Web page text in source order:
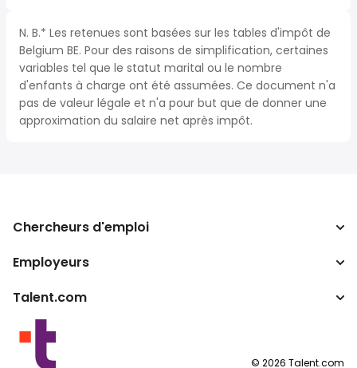
N. B.* Les retenues sont basées sur les tables d'impôt de
Belgium BE. Pour des raisons de simplification, certaines
variables tel que le statut marital ou le nombre
d'enfants à charge ont été assumées. Ce document n'a
pas de valeur légale et n'a pour but que de donner une
approximation du salaire net après impôt.
Chercheurs d'emploi
Recherche d'emploi
Convertisseur de salaire
Employeurs
Entreprises
Programmes partenaires
Talent.com
Autres pays
Conditions d’utilisation
© 2026 Talent.com